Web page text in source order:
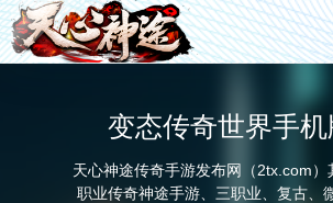
变态传奇世界手机
天心神途传奇手游发布网（2tx.com）
职业传奇神途手游、三职业、复古、